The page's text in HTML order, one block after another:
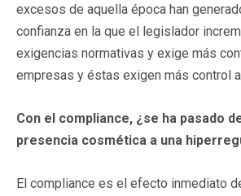
excesos de aquella época han
confianza en la que el legislador
exigencias normativas y exige más
empresas y éstas exigen más control
Con el compliance, ¿se ha pasado
presencia cosmética a una
El compliance es el efecto inmediato